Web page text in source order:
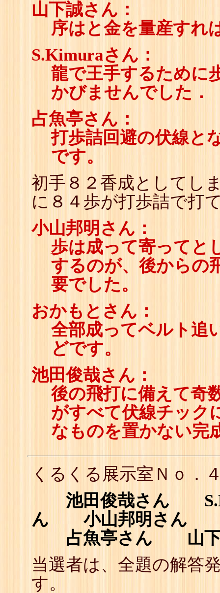
山下誠さん：
序はと金を量産すれ
S.Kimuraさん：
龍で王手するために
かびませんでした．
占魚亭さん：
打歩詰回避の伏線と
です。
初手８２香成としてし
に８４歩が打歩詰で打
小山邦明さん：
歩は成って寄ってと
するのが、後からの
要でした。
おかもとさん：
全部成ってベルト追
どです。
池田俊哉さん：
後の飛打に備えて奇
がすべて伏線チック
なものを置かない完
くるくる展示室Ｎｏ
池田俊哉さん
ん 小山邦明さん
占魚亭さん 山下
当選者は、全題の解答
す。